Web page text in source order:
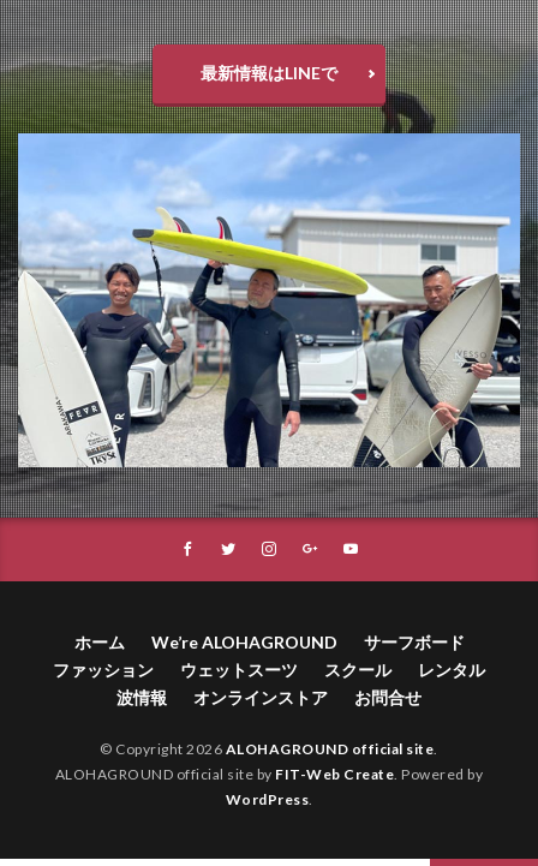
最新情報はLINEで
ホーム We’re ALOHAGROUND
サーフボード
ファッション
ウェットスーツ スクール
レンタル
波情報
オンラインストア お問合せ
© Copyright 2026 ALOHAGROUND official site.
ALOHAGROUND official site by FIT-Web Create. Powered by
WordPress.